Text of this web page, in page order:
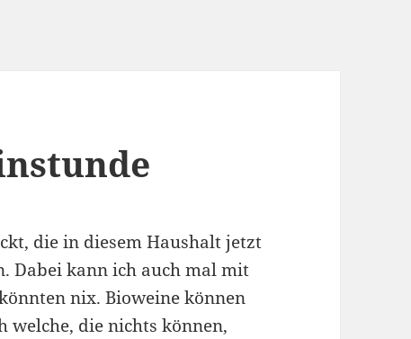
die in diesem Haushalt jetzt
Dabei kann ich auch mal mit
nix. Bioweine können
welche, die nichts können,